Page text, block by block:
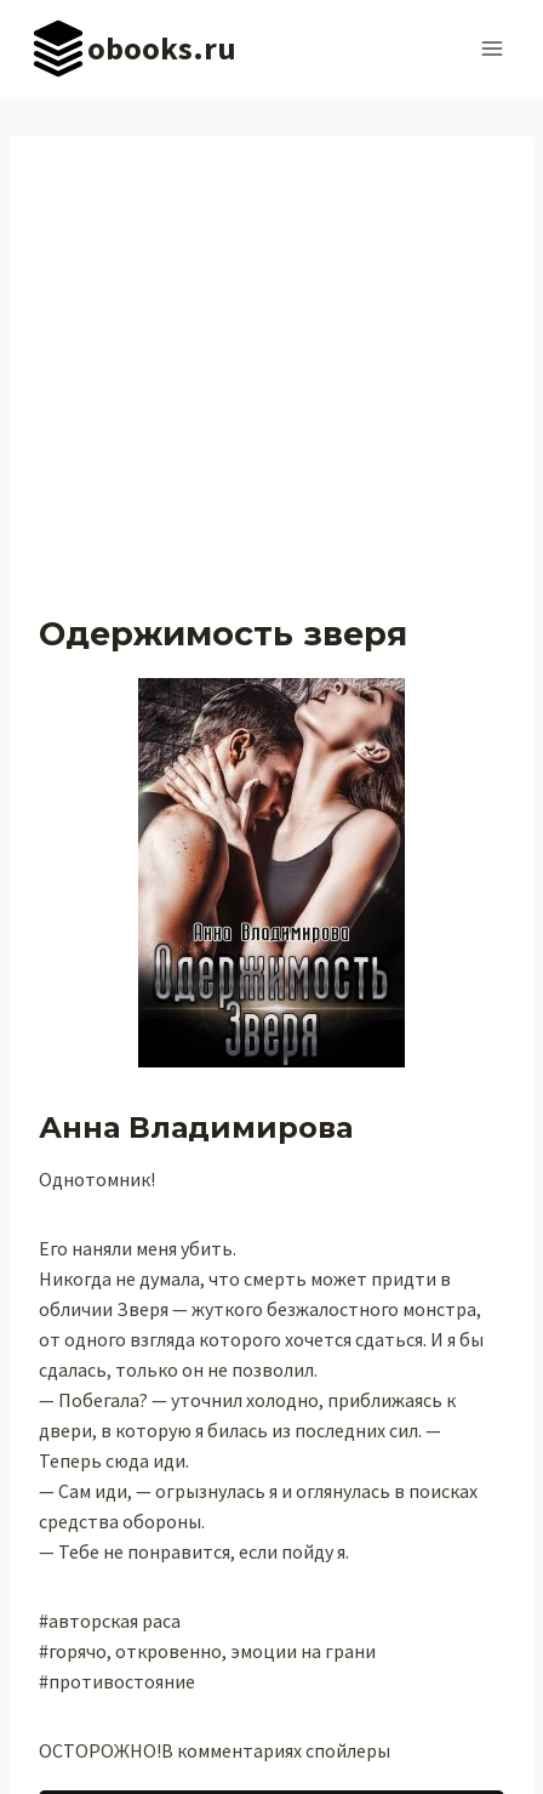
Перейти
содержимому
obooks.ru
Одержимость зверя
Анна Владимирова
Однотомник!
Его наняли меня убить.
Никогда не думала, что смерть может придти в
обличии Зверя — жуткого безжалостного монстра,
от одного взгляда которого хочется сдаться. И я бы
сдалась, только он не позволил.
— Побегала? — уточнил холодно, приближаясь к
двери, в которую я билась из последних сил. —
Теперь сюда иди.
— Сам иди, — огрызнулась я и оглянулась в поисках
средства обороны.
— Тебе не понравится, если пойду я.
#авторская раса
#горячо, откровенно, эмоции на грани
#противостояние
ОСТОРОЖНО!В комментариях спойлеры